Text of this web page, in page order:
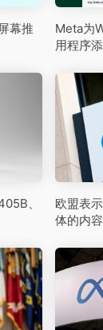
幕推
Meta为
用程序
、
欧盟表
体的内容